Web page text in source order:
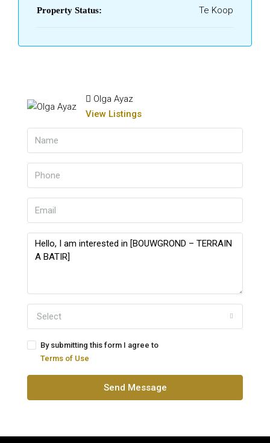
Property Status: Te Koop
Olga Ayaz
View Listings
Select
By submitting this form I agree to
Terms of Use
Send Message